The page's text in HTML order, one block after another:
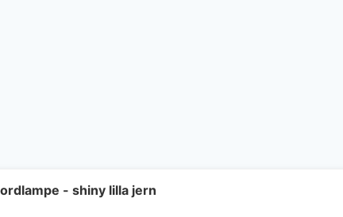
- shiny lilla jern